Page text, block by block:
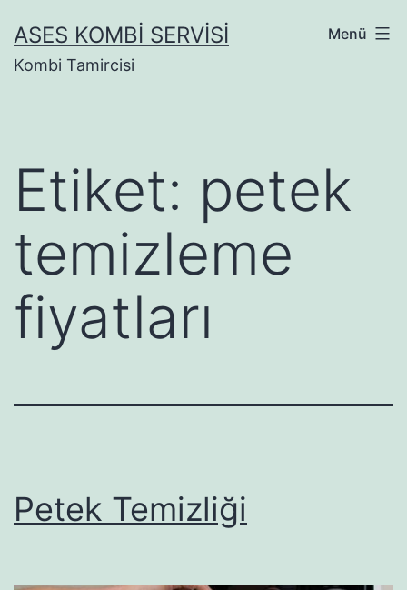
geçASES KOMBI SERVISI
Kombi Tamircisi
Menü
Etiket: petek
temizleme
fiyatları
Petek Temizliği